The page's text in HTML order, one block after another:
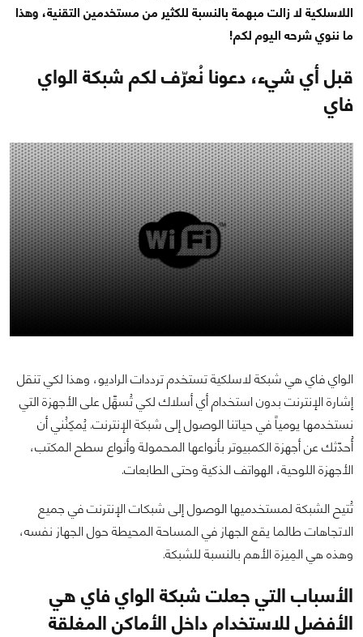
اللاسلكية لا زالت مبهمة بالنسبة للكثير من مستخدمين التقنية، وهذا
ما ننوي شرحه اليوم لكم!
قبل أي شيء، دعونا نُعرّف لكم شبكة الواي
فاي
الواي فاي هي شبكة لاسلكية تستخدم ترددات الراديو، وهذا لكي تنقل
إشارة الإنترنت بدون استخدام أي أسلاك لكي تُسهِّل على الأجهزة التي
نستخدمها يومياً في حياتنا الوصول إلى شبكة الإنترنت. يُمكِنُني أن
أُحدّثك عن أجهزة الكمبيوتر بأنواعها المحمولة وأنواع سطح المكتب،
الأجهزة اللوحية، الهواتف الذكية وحتى الطابعات.
تُتيح الشبكة لمستخدميها الوصول إلى شبكات الإنترنت في جميع
الاتجاهات طالما يقع الجهاز في المساحة المحيطة حول الجهاز نفسه،
وهذه هي المِيزة الأهم بالنسبة للشبكة.
الأسباب التي جعلت شبكة الواي فاي هي
الأفضل للاستخدام داخل الأماكن المغلقة